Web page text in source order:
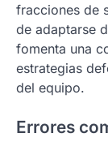
fracciones de
de adaptarse
fomenta una
estrategias
del equipo.
Errores